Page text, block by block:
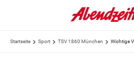
Startseite Sport TSV 1860 München